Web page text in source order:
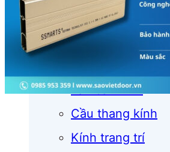
Cửa nhôm
Vách kính
Mái kính
Lan can kính
Cầu thang kính
Kính trang trí